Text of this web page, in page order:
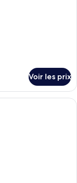
Voir les prix
d’hôtel avec deux lits,